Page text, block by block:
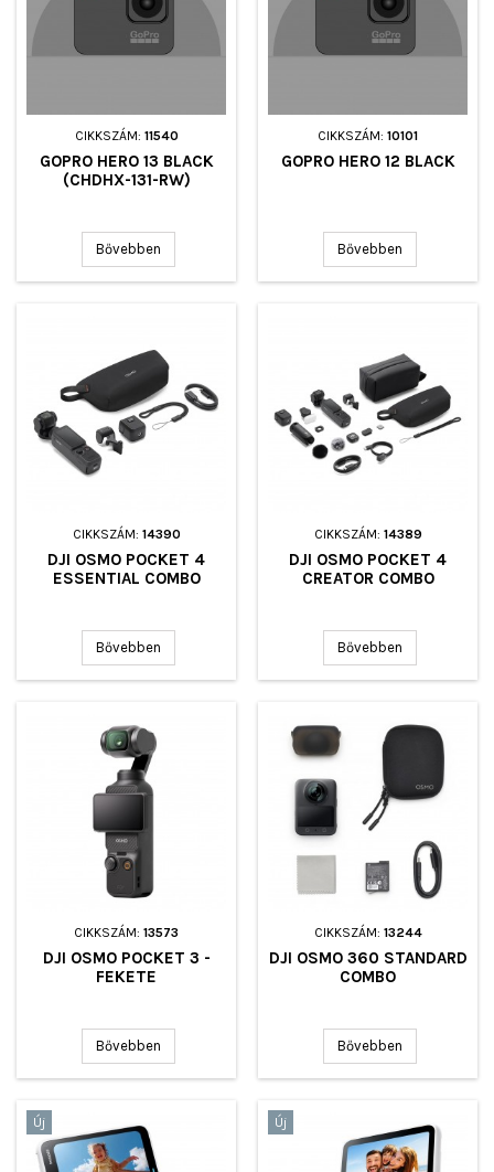
CIKKSZÁM: 11540
GOPRO HERO 13 BLACK
(CHDHX-131-RW)
Bővebben
CIKKSZÁM: 10101
GOPRO HERO 12 BLACK
Bővebben
CIKKSZÁM: 14390
DJI OSMO POCKET 4
ESSENTIAL COMBO
Bővebben
CIKKSZÁM: 14389
DJI OSMO POCKET 4
CREATOR COMBO
Bővebben
CIKKSZÁM: 13573
DJI OSMO POCKET 3 -
FEKETE
-
Bővebben
CIKKSZÁM: 13244
DJI OSMO 360 STANDARD
COMBO
Bővebben
Új Új